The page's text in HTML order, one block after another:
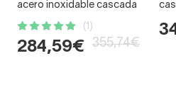
acero inoxidable cascada
(1)
284,59€ 355,74€